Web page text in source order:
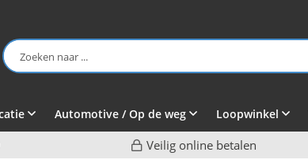
Automotive / Op de weg Loopwinkel
Veilig online betalen